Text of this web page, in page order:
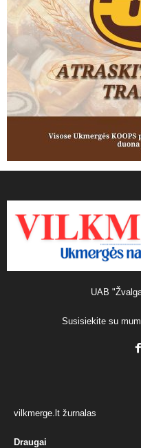
UAB
Susisiekite su
vilkmerge.lt žurnalas
Draugai